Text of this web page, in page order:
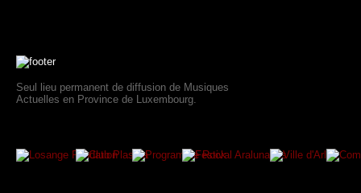
Seul lieu permanent de diffusion de Musiques
Actuelles en Province de Luxembourg.